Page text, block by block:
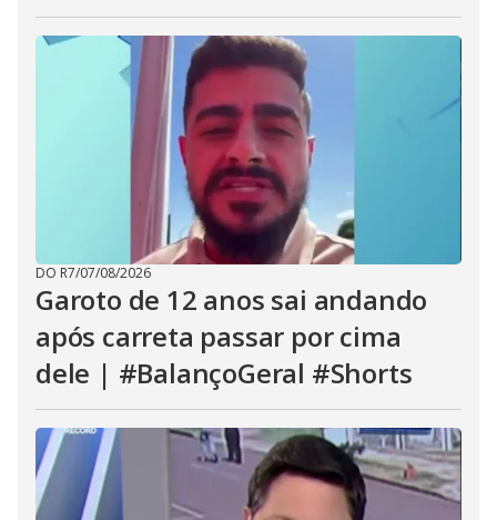
DO R7/07/08/2026
Garoto de 12 anos sai andando
após carreta passar por cima
dele | #BalançoGeral #Shorts